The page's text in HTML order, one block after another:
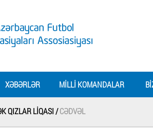
XƏBƏRLƏR MILLI KOMANDALAR
QIZLAR LIQASI /CƏDVƏL